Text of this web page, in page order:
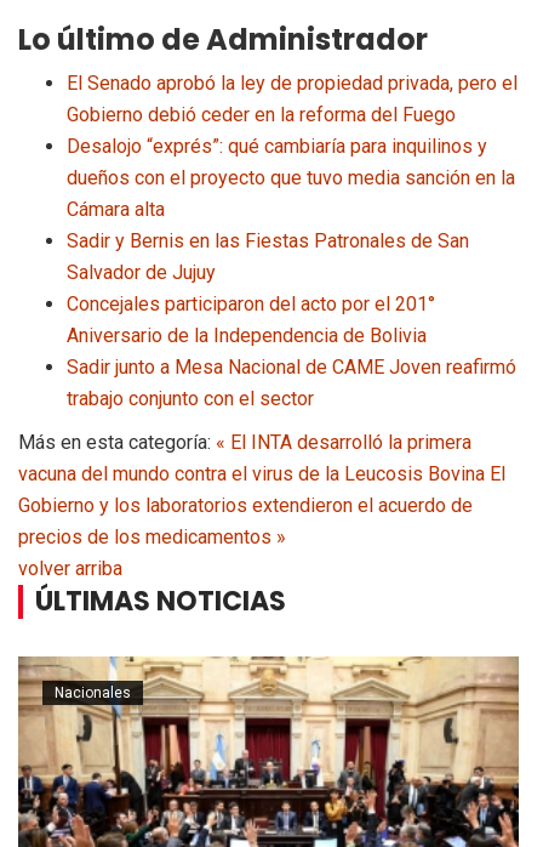
Lo último de Administrador
El Senado aprobó la ley de propiedad privada, pero el
Gobierno debió ceder en la reforma del Fuego
Desalojo “exprés”: qué cambiaría para inquilinos y
dueños con el proyecto que tuvo media sanción en la
Cámara alta
Sadir y Bernis en las Fiestas Patronales de San
Salvador de Jujuy
Concejales participaron del acto por el 201°
Aniversario de la Independencia de Bolivia
Sadir junto a Mesa Nacional de CAME Joven reafirmó
trabajo conjunto con el sector
Más en esta categoría: « El INTA desarrolló la primera
vacuna del mundo contra el virus de la Leucosis Bovina El
Gobierno y los laboratorios extendieron el acuerdo de
precios de los medicamentos »
volver arriba
ÚLTIMAS NOTICIAS
Nacionales